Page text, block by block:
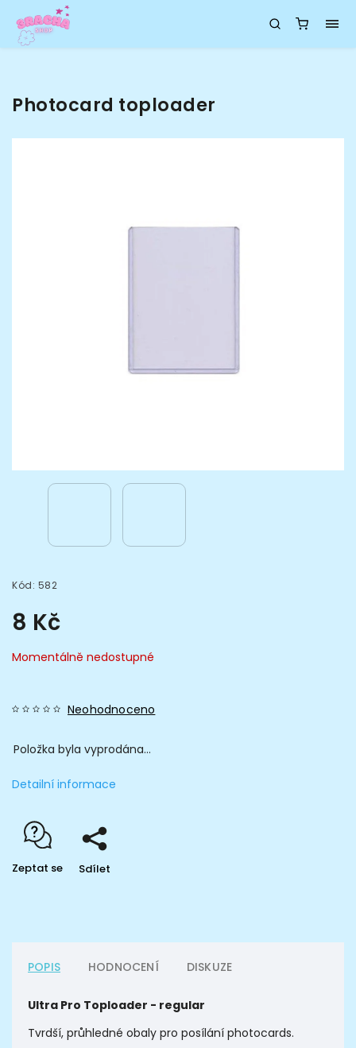
Photocard toploader
Kód: 582
8 Kč
Momentálně nedostupné
Neohodnoceno
Položka byla vyprodána…
Detailní informace
Zeptat se Sdílet
POPIS HODNOCENÍ DISKUZE
Ultra Pro Toploader - regular
Tvrdší, průhledné obaly pro posílání photocards.